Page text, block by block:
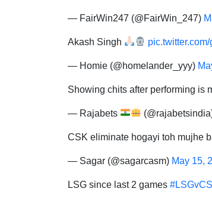
— FairWin247 (@FairWin_247)
Akash Singh
— Homie (@homelander_yyy)
Showing chits after performing is
— Rajabets
CSK eliminate hogayi toh mujhe
— Sagar (@sagarcasm) May 15,
LSG since last 2 games